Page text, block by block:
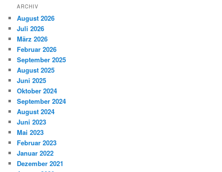
ARCHIV
August 2026
Juli 2026
März 2026
Februar 2026
September 2025
August 2025
Juni 2025
Oktober 2024
September 2024
August 2024
Juni 2023
Mai 2023
Februar 2023
Januar 2022
Dezember 2021